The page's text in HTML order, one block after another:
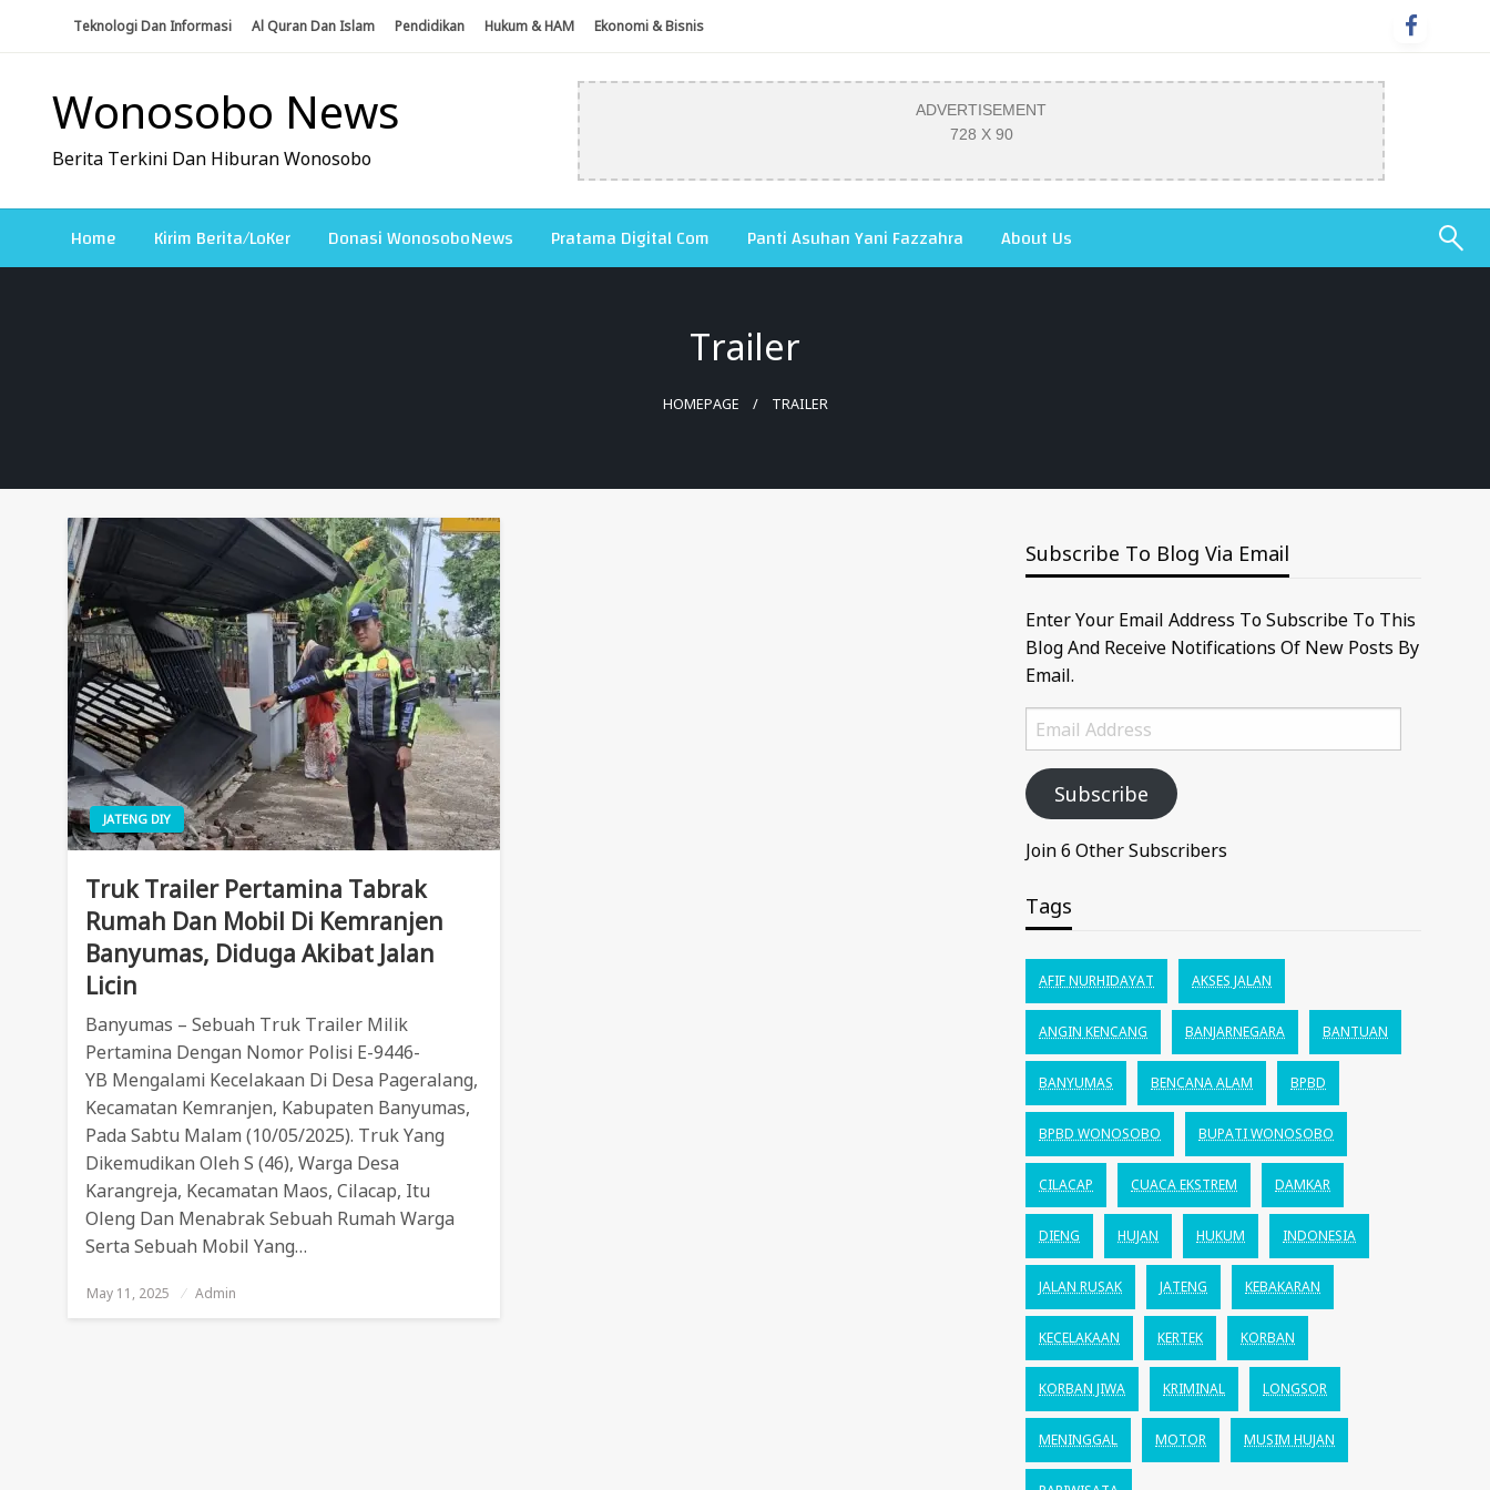
Teknologi Dan Informasi Al Quran Dan Islam Pendidikan Hukum & HAM Ekonomi & Bisnis
Wonosobo News
Berita Terkini Dan Hiburan Wonosobo
ADVERTISEMENT
728 X 90
Home Kirim Berita/LoKer Donasi WonosoboNews Pratama Digital Com Panti Asuhan Yani Fazzahra About Us
Trailer
HOMEPAGE TRAILER
JATENG DIY
Truk Trailer Pertamina Tabrak
Rumah Dan Mobil Di Kemranjen
Banyumas, Diduga Akibat Jalan
Licin
Banyumas – Sebuah Truk Trailer Milik
Pertamina Dengan Nomor Polisi E-9446-
YB Mengalami Kecelakaan Di Desa Pageralang,
Kecamatan Kemranjen, Kabupaten Banyumas,
Pada Sabtu Malam (10/05/2025). Truk Yang
Dikemudikan Oleh S (46), Warga Desa
Karangreja, Kecamatan Maos, Cilacap, Itu
Oleng Dan Menabrak Sebuah Rumah Warga
Serta Sebuah Mobil Yang…
Posted
On
May 11, 2025 Admin
Subscribe To Blog Via Email
Enter Your Email Address To Subscribe To This
Blog And Receive Notifications Of New Posts By
Email.
Email
Address
Subscribe
Join 6 Other Subscribers
Tags
AFIF NURHIDAYAT AKSES JALAN
ANGIN KENCANG BANJARNEGARA BANTUAN
BANYUMAS BENCANA ALAM BPBD
BPBD WONOSOBO BUPATI WONOSOBO
CILACAP CUACA EKSTREM DAMKAR
DIENG HUJAN HUKUM INDONESIA
JALAN RUSAK JATENG KEBAKARAN
KECELAKAAN KERTEK KORBAN
KORBAN JIWA KRIMINAL LONGSOR
MENINGGAL MOTOR MUSIM HUJAN